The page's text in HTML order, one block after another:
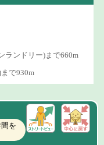
ランドリー)まで660m
で930m
を